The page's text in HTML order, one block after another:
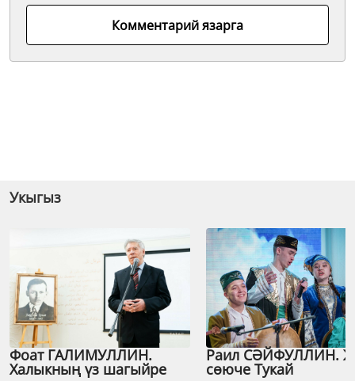
Комментарий язарга
Укыгыз
Фоат ГАЛИМУЛЛИН.
Халыкның үз шагыйре
Раил СӘЙФУЛЛИН.
сөюче Тукай